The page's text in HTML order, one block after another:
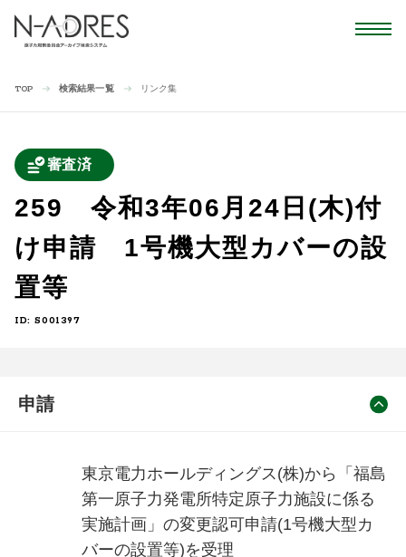
TOP 検索結果一覧 リンク集
審査済
259 令和3年06月24日(木)付
け申請 1号機大型カバーの設
置等
ID: S001397
申請
東京電力ホールディングス(株)から「福島
第一原子力発電所特定原子力施設に係る
実施計画」の変更認可申請(1号機大型カ
バーの設置等)を受理